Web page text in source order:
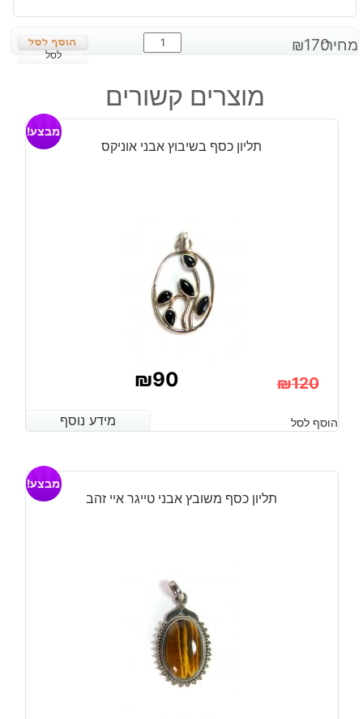
מחיר: ₪170
כמות
של
כסף
בשיבוץ
פלואורייט
לסל
מוצרים קשורים
תליון כסף בשיבוץ אבני אוניקס
מבצע!
₪120
המקורי
היה:
₪120.
₪90
הנוכחי
הוא:
מידע נוסף הוסף לסל מידע נוסף
תליון כסף משובץ אבני טייגר איי זהב
מבצע!